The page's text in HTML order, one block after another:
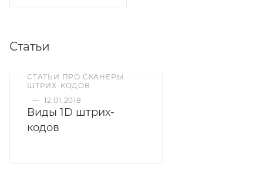
Статьи
СТАТЬИ ПРО СКАНЕРЫ
ШТРИХ-КОДОВ
— 12.01.2018
Виды 1D штрих-
кодов